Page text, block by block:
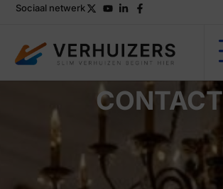
Sociaal netwerk
CONTACT